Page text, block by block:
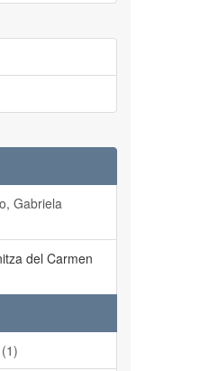
Gabriela
del Carmen